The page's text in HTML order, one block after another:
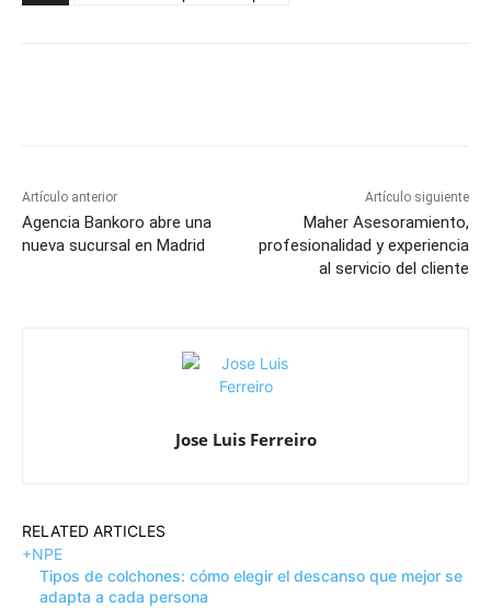
Artículo anterior
Agencia Bankoro abre una
nueva sucursal en Madrid
Artículo siguiente
Maher Asesoramiento,
profesionalidad y experiencia
al servicio del cliente
Jose Luis Ferreiro
RELATED ARTICLES
+NPE
Tipos de colchones: cómo elegir el descanso que mejor se
adapta a cada persona